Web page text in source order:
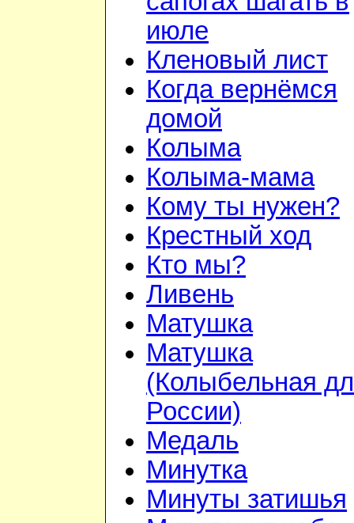
июле
Кленовый лист
Когда вернёмся
домой
Колыма
Колыма-мама
Кому ты нужен?
Крестный ход
Кто мы?
Ливень
Матушка
Матушка
(Колыбельная
России)
Медаль
Минутка
Минуты затишья